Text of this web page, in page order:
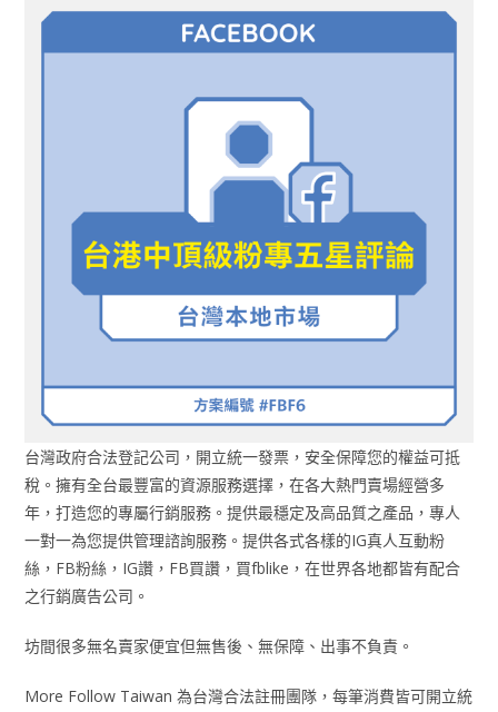
台灣政府合法登記公司，開立統一發票，安全保障您的權益可抵
稅。擁有全台最豐富的資源服務選擇，在各大熱門賣場經營多
年，打造您的專屬行銷服務。提供最穩定及高品質之產品，專人
一對一為您提供管理諮詢服務。提供各式各樣的IG真人互動粉
絲，FB粉絲，IG讚，FB買讚，買fblike，在世界各地都皆有配合
之行銷廣告公司。
坊間很多無名賣家便宜但無售後、無保障、出事不負責。
More Follow Taiwan 為台灣合法註冊團隊，每筆消費皆可開立統